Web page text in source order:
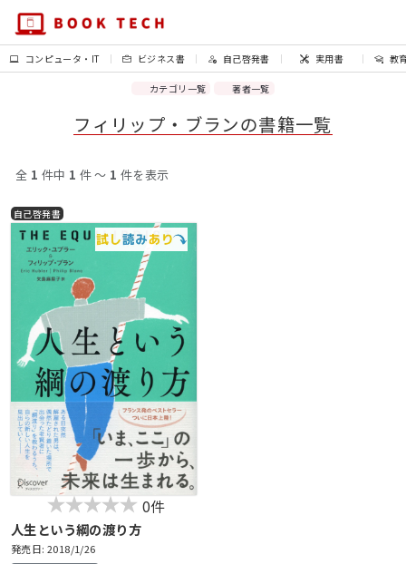
コンピュータ・IT ビジネス書 自己啓発書 実用書 教
カテゴリ一覧 著者一覧
フィリップ・ブランの書籍一覧
全 1 件中 1 件 〜 1 件を表示
自己啓発書
0件
人生という綱の渡り方
発売日: 2018/1/26